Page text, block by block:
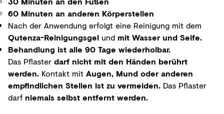
60 Minuten an anderen Körperstellen
Nach der Anwendung erfolgt eine Reinigung mit dem
Qutenza-Reinigungsgel und mit Wasser und Seife.
Behandlung ist alle 90 Tage wiederholbar.
Das Pflaster darf nicht mit den Händen berührt
werden. Kontakt mit Augen, Mund oder anderen
empfindlichen Stellen ist zu vermeiden. Das Pflaster
darf niemals selbst entfernt werden.